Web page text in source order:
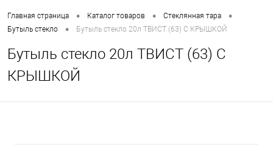
Главная страница • Каталог товаров • Стеклянная тара •
Бутыль стекло • Бутыль стекло 20л ТВИСТ (63) С КРЫШКОЙ
Бутыль стекло 20л ТВИСТ (63) С
КРЫШКОЙ